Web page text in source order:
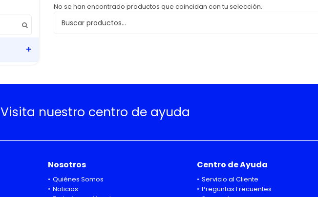
No se han encontrado productos que coincidan con tu selección.
Visita nuestro centro de ayuda
Nosotros
Quiénes Somos
Noticias
Centro de Ayuda
Servicio al Cliente
Preguntas Frecuentes